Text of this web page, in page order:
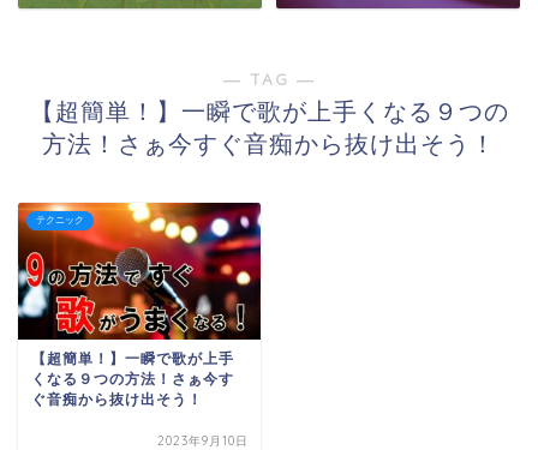
― TAG ―
【超簡単！】一瞬で歌が上手くなる９つの
方法！さぁ今すぐ音痴から抜け出そう！
テクニック
【超簡単！】一瞬で歌が上手
くなる９つの方法！さぁ今す
ぐ音痴から抜け出そう！
2023年9月10日